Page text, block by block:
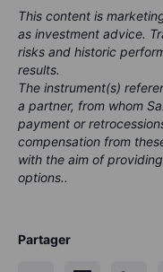
This content is
as investment advice.
risks and historic
results.
The instrument(s)
a partner, from whom
payment or
compensation from
with the aim of
options..
Partager